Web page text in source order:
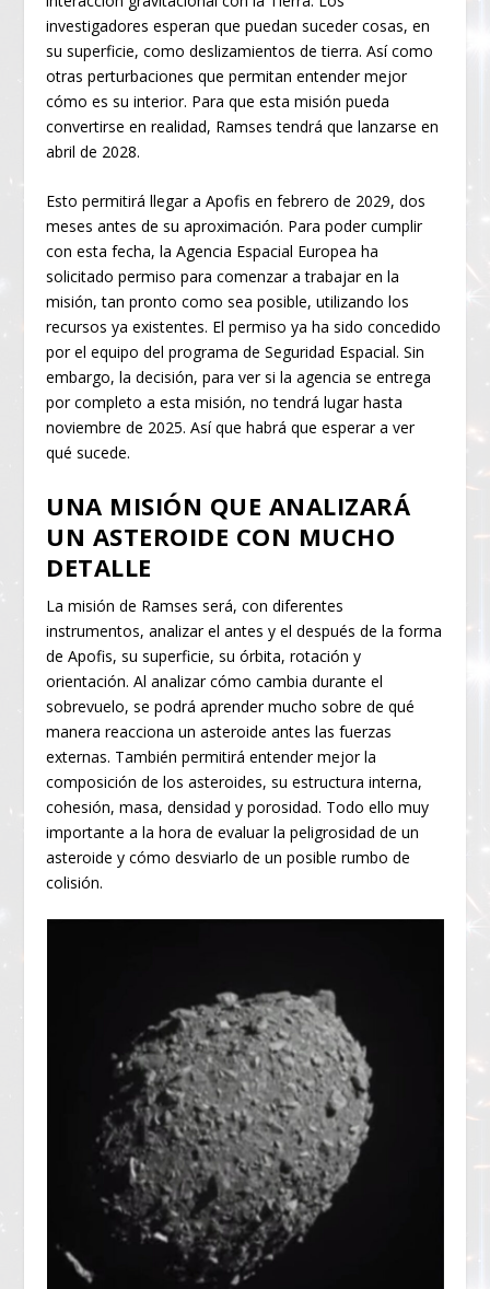
investigadores esperan que puedan suceder cosas, en
su superficie, como deslizamientos de tierra. Así como
otras perturbaciones que permitan entender mejor
cómo es su interior. Para que esta misión pueda
convertirse en realidad, Ramses tendrá que lanzarse en
abril de 2028.
Esto permitirá llegar a Apofis en febrero de 2029, dos
meses antes de su aproximación. Para poder cumplir
con esta fecha, la Agencia Espacial Europea ha
solicitado permiso para comenzar a trabajar en la
misión, tan pronto como sea posible, utilizando los
recursos ya existentes. El permiso ya ha sido concedido
por el equipo del programa de Seguridad Espacial. Sin
embargo, la decisión, para ver si la agencia se entrega
por completo a esta misión, no tendrá lugar hasta
noviembre de 2025. Así que habrá que esperar a ver
qué sucede.
UNA MISIÓN QUE ANALIZARÁ
UN ASTEROIDE CON MUCHO
DETALLE
La misión de Ramses será, con diferentes
instrumentos, analizar el antes y el después de la forma
de Apofis, su superficie, su órbita, rotación y
orientación. Al analizar cómo cambia durante el
sobrevuelo, se podrá aprender mucho sobre de qué
manera reacciona un asteroide antes las fuerzas
externas. También permitirá entender mejor la
composición de los asteroides, su estructura interna,
cohesión, masa, densidad y porosidad. Todo ello muy
importante a la hora de evaluar la peligrosidad de un
asteroide y cómo desviarlo de un posible rumbo de
colisión.